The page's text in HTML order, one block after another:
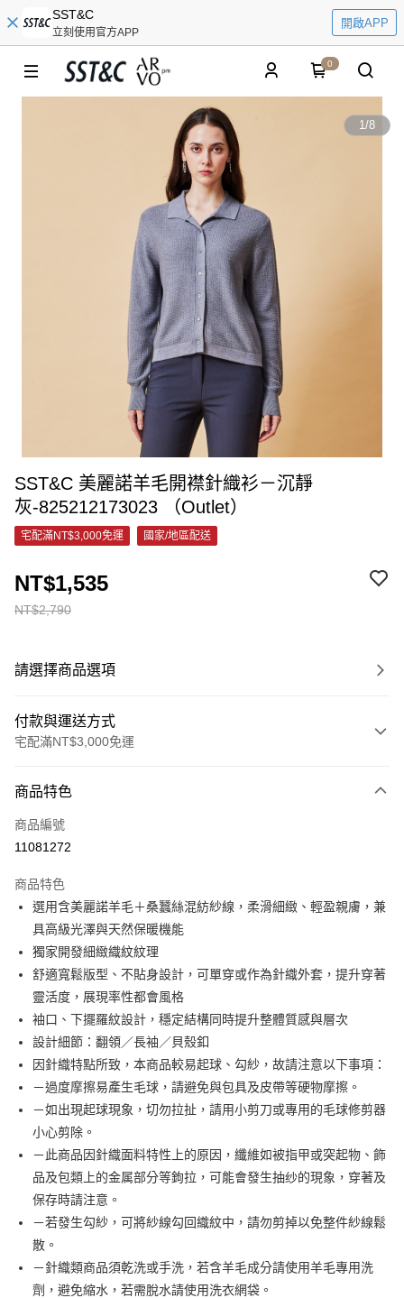
SST&C
立刻使用官方APP
開啟APP
0
1/8
SST&C 美麗諾羊毛開襟針織衫－沉靜
灰-825212173023 （Outlet）
宅配滿NT$3,000免運 國家/地區配送
NT$2,790
NT$1,535
請選擇商品選項
付款與運送方式
宅配滿NT$3,000免運
信用卡一次付款
信用卡分期付款
合作金庫商業銀行
華南商業銀行
彰化商業銀行
上海商業儲蓄銀行
國泰世華商業銀行
臺灣中小企業銀行
台中商業銀行
匯豐（台灣）商業銀行
聯邦商業銀行
元大商業銀行
永豐商業銀行
玉山商業銀行
台新國際商業銀行
中國信託商業銀行
台灣樂天信用卡公司
6 期 0 利率 每期
華南商業銀行
上海商業儲蓄銀行
國泰世華商業銀行
兆豐國際商業銀行
臺灣中小企業銀行
匯豐（台灣）商業銀行
華泰商業銀行
聯邦商業銀行
元大商業銀行
玉山商業銀行
星展（台灣）商業銀行
台新國際商業銀行
中國信託商業銀行
台灣樂天信用卡公司
LINE Pay
Apple Pay
街口支付
悠遊付
Google Pay
ATM付款
運送方式
新竹物流宅配
新竹物流離島宅配
每筆NT$350，滿NT$3,500(含以上)免運費
LINEX 宇迅國際
商品特色
商品編號
11081272
商品特色
選用含美麗諾羊毛＋桑蠶絲混紡紗線，柔滑細緻、輕盈親膚，兼
具高級光澤與天然保暖機能
獨家開發細緻織紋紋理
舒適寬鬆版型、不貼身設計，可單穿或作為針織外套，提升穿著
靈活度，展現率性都會風格
袖口、下擺羅紋設計，穩定結構同時提升整體質感與層次
設計細節：翻領／長袖／貝殼釦
因針織特點所致，本商品較易起球、勾紗，故請注意以下事項：
－過度摩擦易產生毛球，請避免與包具及皮帶等硬物摩擦。
－如出現起球現象，切勿拉扯，請用小剪刀或專用的毛球修剪器
小心剪除。
－此商品因針織面料特性上的原因，纖維如被指甲或突起物、飾
品及包類上的金属部分等鉤拉，可能會發生抽纱的現象，穿著及
保存時請注意。
－若發生勾紗，可將紗線勾回織紋中，請勿剪掉以免整件紗線鬆
散。
－針織類商品須乾洗或手洗，若含羊毛成分請使用羊毛專用洗
劑，避免縮水，若需脫水請使用洗衣網袋。